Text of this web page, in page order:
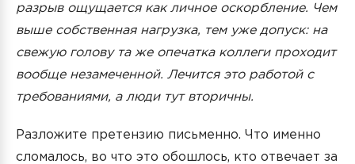
разрыв ощущается как личное оскорбление. Чем
выше собственная нагрузка, тем уже допуск: на
свежую голову та же опечатка коллеги проходит
вообще незамеченной. Лечится это работой с
требованиями, а люди тут вторичны.
Разложите претензию письменно. Что именно
сломалось, во что это обошлось, кто отвечает за